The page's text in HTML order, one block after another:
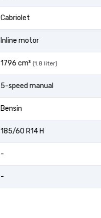
Cabriolet
Inline motor
1796 cm³ (1.8 liter)
5-speed manual
Bensin
185/60 R14 H
-
-